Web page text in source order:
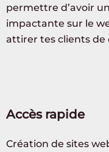
permettre d’avoir
impactante sur le
attirer tes clients de
Accès rapide
Création de sites